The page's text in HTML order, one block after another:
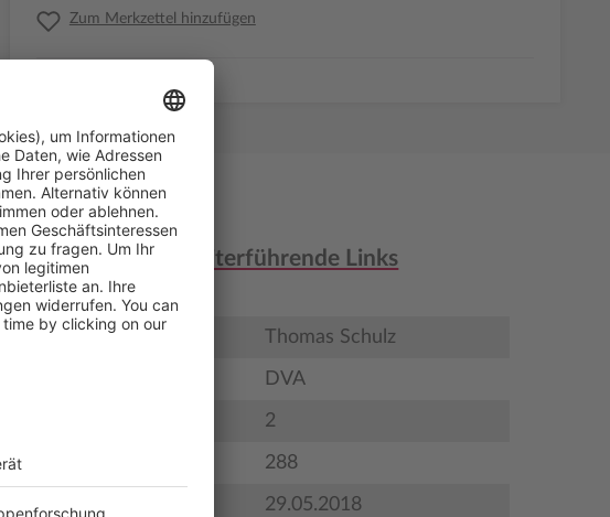
Zum Merkzettel hinzufügen
Informationen & weiterführende Links
Autor Thomas Schulz
DVA
2
Seitenzahl 288
Erscheinungstermin 29.05.2018